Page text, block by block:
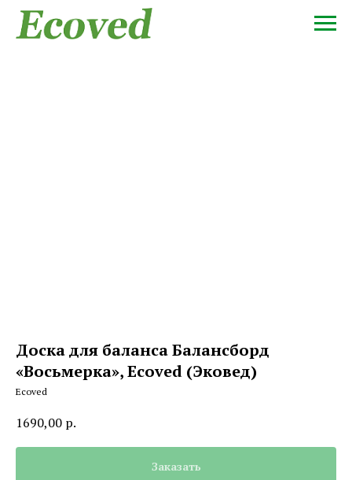
Доска для баланса Балансборд
«Восьмерка», Ecoved (Эковед)
Ecoved
1690,00 р.
Заказать